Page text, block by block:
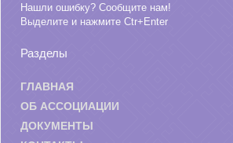
Нашли ошибку? Сообщите нам!
Выделите и нажмите Ctr+Enter
Разделы
ГЛАВНАЯ
ОБ АССОЦИАЦИИ
ДОКУМЕНТЫ